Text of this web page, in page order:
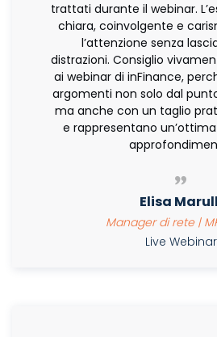
trattati durante il webinar.
chiara, coinvolgente e
l’attenzione senza
distrazioni. Consiglio
ai webinar di inFinance,
argomenti non solo dal
ma anche con un taglio
e rappresentano
Elisa
Manager di rete |
Live Webinar